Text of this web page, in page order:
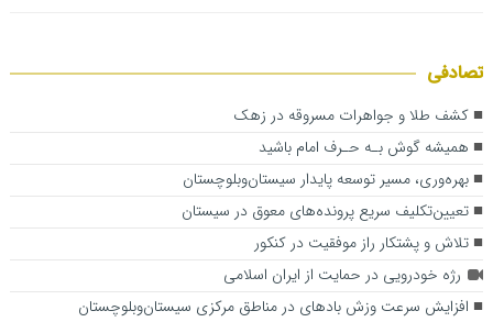
تصادفی
کشف طلا و جواهرات مسروقه در زهک
همیشه گوش بـه حـرف امام باشید
بهره‌وری، مسیر توسعه پایدار سیستان‌وبلوچستان
تعیین‌تکلیف سریع‌ پرونده‌های معوق در سیستان
تلاش و پشتکار راز موفقیت در کنکور
رژه خودرویی در حمایت از ایران اسلامی
افزایش سرعت وزش بادهای در مناطق مرکزی سیستان‌وبلوچستان